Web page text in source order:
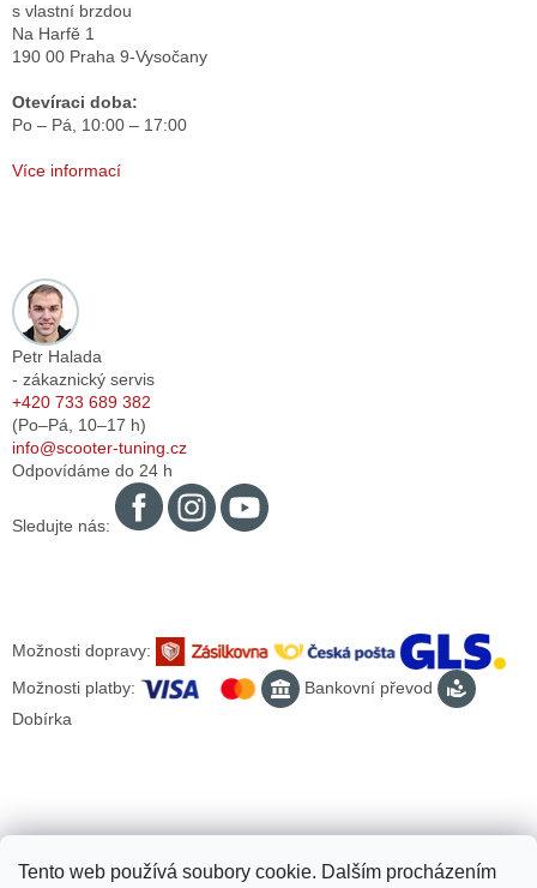
Tento web používá soubory cookie. Dalším procházením
s vlastní brzdou
Na Harfě 1
190 00 Praha 9-Vysočany
Otevíraci doba:
Po – Pá, 10:00 – 17:00
Více informací
Petr Halada
- zákaznický servis
+420 733 689 382
(Po–Pá, 10–17 h)
info@scooter-tuning.cz
Odpovídáme do 24 h
Sledujte nás:
Možnosti dopravy:
Možnosti platby:
Bankovní převod
Dobírka